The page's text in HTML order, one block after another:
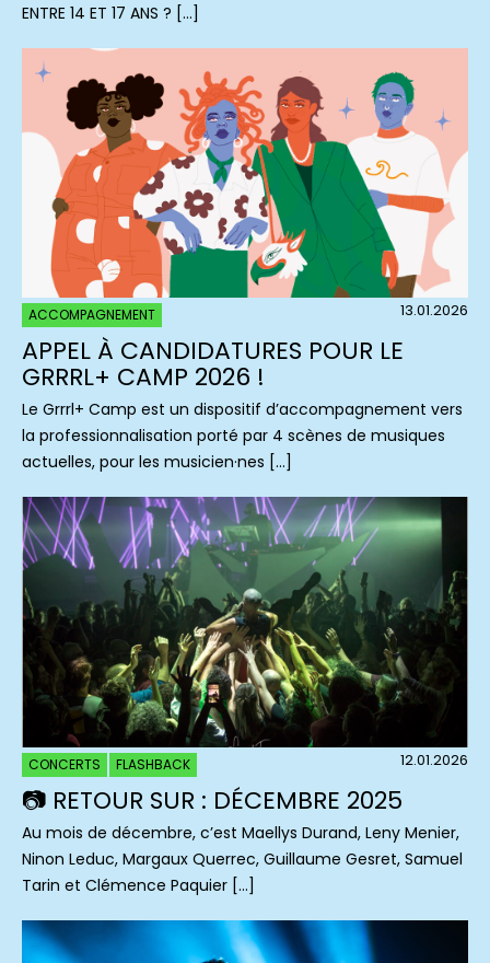
ENTRE 14 ET 17 ANS ? […]
ACCOMPAGNEMENT 13.01.2026
APPEL À CANDIDATURES POUR LE
GRRRL+ CAMP 2026 !
Le Grrrl+ Camp est un dispositif d’accompagnement vers
la professionnalisation porté par 4 scènes de musiques
actuelles, pour les musicien·nes […]
CONCERTS FLASHBACK 12.01.2026
📷 RETOUR SUR : DÉCEMBRE 2025
Au mois de décembre, c’est Maellys Durand, Leny Menier,
Ninon Leduc, Margaux Querrec, Guillaume Gesret, Samuel
Tarin et Clémence Paquier […]